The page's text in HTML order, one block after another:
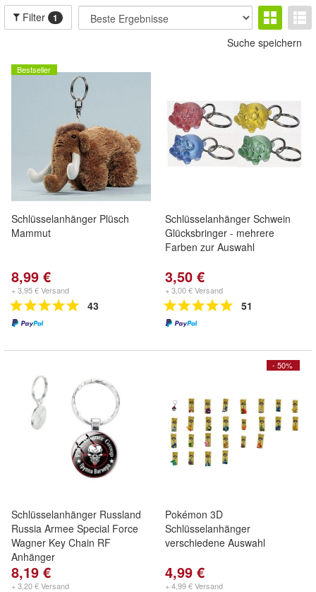
Filter 1
Suche speichern
Bestseller
Schlüsselanhänger Plüsch
Mammut
8,99 €
+ 3,95 € Versand
43
Schlüsselanhänger Schwein
Glücksbringer - mehrere
Farben zur Auswahl
3,50 €
+ 3,00 € Versand
51
Schlüsselanhänger Russland
Russia Armee Special Force
Wagner Key Chain RF
Anhänger
8,19 €
+ 3,20 € Versand
- 50%
Pokémon 3D
Schlüsselanhänger
verschiedene Auswahl
4,99 €
+ 4,99 € Versand